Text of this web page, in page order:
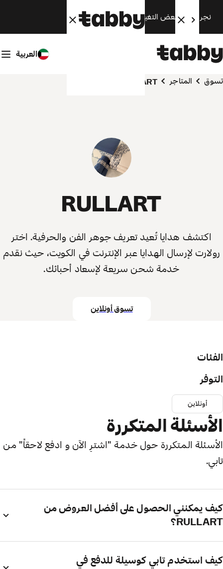
نجري الآن بعض التغييرات. سنعود قريبًا.
العربية
تسوق المتاجر RULLART
RULLART
اكتشف هدايا تُعيد تعريف جوهر الفن والحرفية. اختر
رولارت لإرسال الهدايا عبر الإنترنت في الكويت، حيث نقدم
خدمة شحن سريعة لإسعاد أحبائك.
تسوق أونلاين
الفئات
التوفر
أونلاين
الأسئلة المتكررة
الأسئلة المتكررة حول خدمة "اشترِ الآن و ادفع لاحقاً" من
تابي.
كيف يمكنني الحصول على أفضل العروض من
RULLART؟
كيف استخدم تابي كوسيلة للدفع في